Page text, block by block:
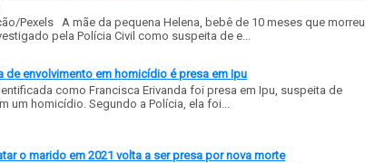
Pexels A mãe da pequena Helena, bebê de 10 meses que morreu
pela Polícia Civil como suspeita de e...
de envolvimento em homicídio é presa em Ipu
como Francisca Erivanda foi presa em Ipu, suspeita de
um homicídio. Segundo a Polícia, ela foi...
o marido em 2021 volta a ser presa por nova morte